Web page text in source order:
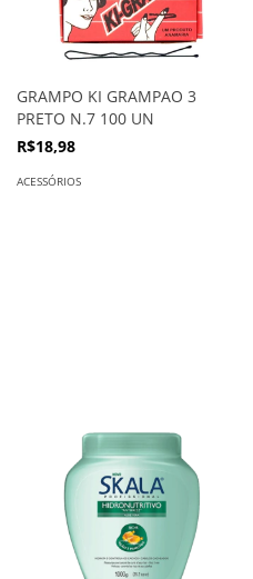
GRAMPO KI GRAMPAO 3
PRETO N.7 100 UN
R$18,98
ACESSÓRIOS